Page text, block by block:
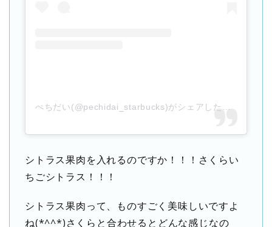
シトラス果肉を入れるのですか！！！さくらい
ちごシトラス！！！
シトラス果肉って、ものすごく美味しいですよ
ね(*^^*)さくらと合わせるとどんな感じなの